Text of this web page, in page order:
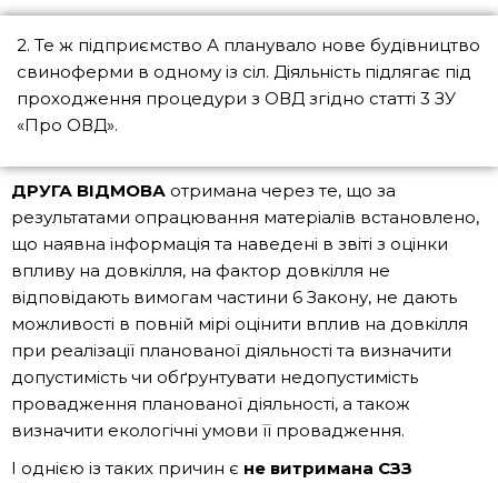
2. Те ж підприємство А планувало нове будівництво
свиноферми в одному із сіл. Діяльність підлягає під
проходження процедури з ОВД згідно статті 3 ЗУ
«Про ОВД».
ДРУГА ВІДМОВА отримана через те, що за
результатами опрацювання матеріалів встановлено,
що наявна інформація та наведені в звіті з оцінки
впливу на довкілля, на фактор довкілля не
відповідають вимогам частини 6 Закону, не дають
можливості в повній мірі оцінити вплив на довкілля
при реалізації планованої діяльності та визначити
допустимість чи обґрунтувати недопустимість
провадження планованої діяльності, а також
визначити екологічні умови її провадження.
І однією із таких причин є не витримана СЗЗ